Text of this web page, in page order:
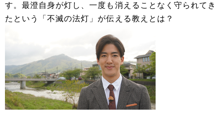
す。最澄自身が灯し、一度も消えることなく守られてき
たという「不滅の法灯」が伝える教えとは？